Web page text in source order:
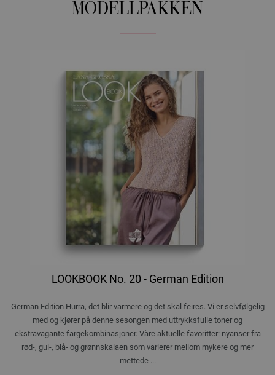
MODELLPAKKEN
LOOKBOOK No. 20 - German Edition
German Edition Hurra, det blir varmere og det skal feires. Vi er selvfølgelig
med og kjører på denne sesongen med uttrykksfulle toner og
ekstravagante fargekombinasjoner. Våre aktuelle favoritter: nyanser fra
rød-, gul-, blå- og grønnskalaen som varierer mellom mykere og mer
mettede ...